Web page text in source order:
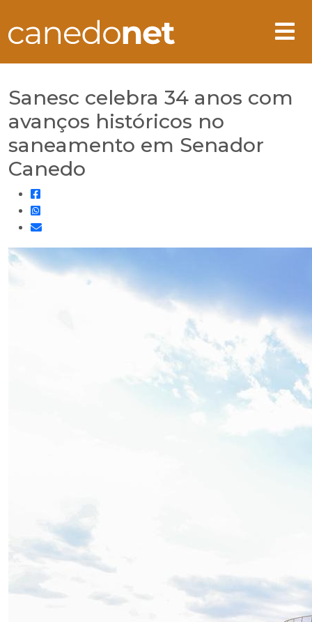
Sanesc celebra 34 anos com
avanços históricos no
saneamento em Senador
Canedo